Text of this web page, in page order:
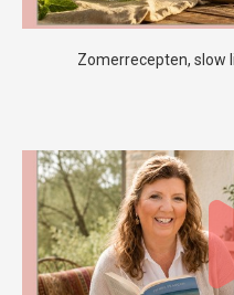
Zomerrecepten, slow